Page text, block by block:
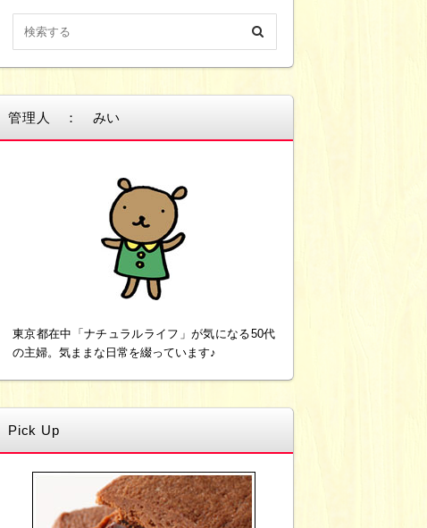
管理人 ： みい
東京都在中「ナチュラルライフ」が気になる50代
の主婦。気ままな日常を綴っています♪
Pick Up